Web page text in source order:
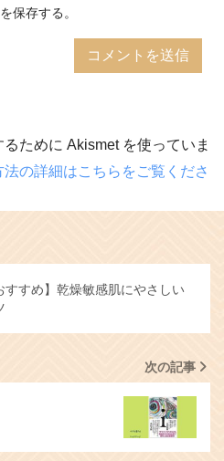
保存する。
ために Akismet を使っていま
の詳細はこちらをご覧くださ
すすめ】乾燥敏感肌にやさしい
次の記事